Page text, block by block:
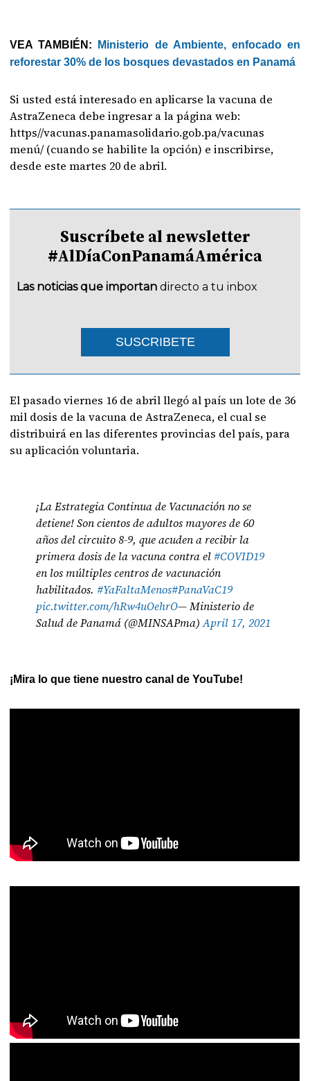
VEA TAMBIÉN:
Ministerio de Ambiente, enfocado en
reforestar 30% de los bosques devastados en Panamá
Si usted está interesado en aplicarse la vacuna de
AstraZeneca debe ingresar a la página web:
https//vacunas.panamasolidario.gob.pa/vacunas
menú/ (cuando se habilite la opción) e inscribirse,
desde este martes 20 de abril.
Suscríbete al newsletter
#AlDíaConPanamáAmérica
Las noticias que importan directo a tu inbox
SUSCRIBETE
El pasado viernes 16 de abril llegó al país un lote de 36
mil dosis de la vacuna de AstraZeneca, el cual se
distribuirá en las diferentes provincias del país, para
su aplicación voluntaria.
¡La Estrategia Continua de Vacunación no se
detiene! Son cientos de adultos mayores de 60
años del circuito 8-9, que acuden a recibir la
primera dosis de la vacuna contra el#COVID19
en los múltiples centros de vacunación
habilitados.#YaFaltaMenos#PanaVaC19
pic.twitter.com/hRw4uOehrO— Ministerio de
Salud de Panamá (@MINSAPma)April 17, 2021
¡Mira lo que tiene nuestro canal de YouTube!